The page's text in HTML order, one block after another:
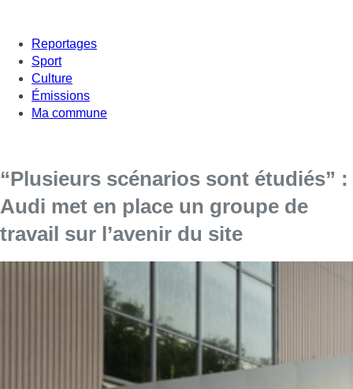
Reportages
Sport
Culture
Émissions
Ma commune
“Plusieurs scénarios sont étudiés” :
Audi met en place un groupe de
travail sur l’avenir du site